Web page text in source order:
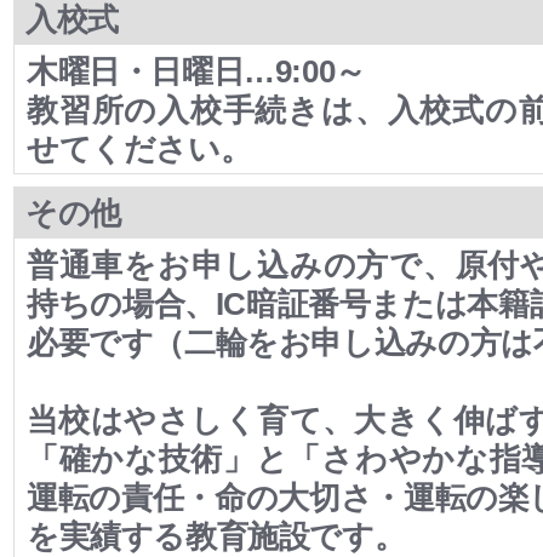
入校式
木曜日・日曜日…9:00～
教習所の入校手続きは、入校式の
せてください。
その他
普通車をお申し込みの方で、原付
持ちの場合、IC暗証番号または本籍
必要です（二輪をお申し込みの方
当校はやさしく育て、大きく伸ば
「確かな技術」と「さわやかな指
運転の責任・命の大切さ・運転の楽
を実績する教育施設です。